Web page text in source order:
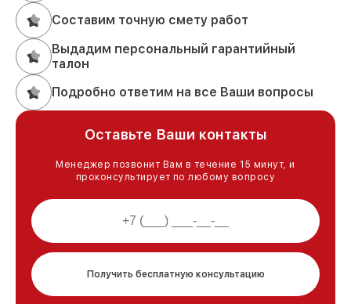
Составим точную смету работ
Выдадим персональный гарантийный
талон
Подробно ответим на все Ваши вопросы
Оставьте Ваши контакты
Менеджер позвонит Вам в течение 15 минут, и
проконсультирует по любому вопросу
Получить бесплатную консультацию